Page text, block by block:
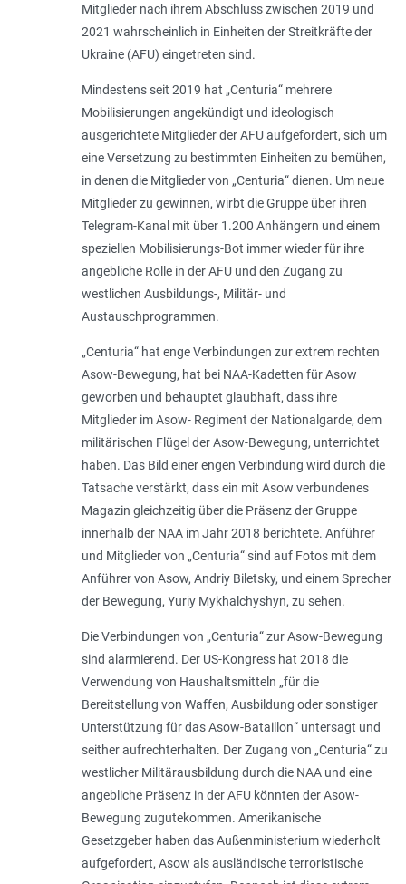
Mitglieder nach ihrem Abschluss zwischen 2019 und
2021 wahrscheinlich in Einheiten der Streitkräfte der
Ukraine (AFU) eingetreten sind.
Mindestens seit 2019 hat „Centuria“ mehrere
Mobilisierungen angekündigt und ideologisch
ausgerichtete Mitglieder der AFU aufgefordert, sich um
eine Versetzung zu bestimmten Einheiten zu bemühen,
in denen die Mitglieder von „Centuria“ dienen. Um neue
Mitglieder zu gewinnen, wirbt die Gruppe über ihren
Telegram-Kanal mit über 1.200 Anhängern und einem
speziellen Mobilisierungs-Bot immer wieder für ihre
angebliche Rolle in der AFU und den Zugang zu
westlichen Ausbildungs-, Militär- und
Austauschprogrammen.
„Centuria“ hat enge Verbindungen zur extrem rechten
Asow-Bewegung, hat bei NAA-Kadetten für Asow
geworben und behauptet glaubhaft, dass ihre
Mitglieder im Asow- Regiment der Nationalgarde, dem
militärischen Flügel der Asow-Bewegung, unterrichtet
haben. Das Bild einer engen Verbindung wird durch die
Tatsache verstärkt, dass ein mit Asow verbundenes
Magazin gleichzeitig über die Präsenz der Gruppe
innerhalb der NAA im Jahr 2018 berichtete. Anführer
und Mitglieder von „Centuria“ sind auf Fotos mit dem
Anführer von Asow, Andriy Biletsky, und einem Sprecher
der Bewegung, Yuriy Mykhalchyshyn, zu sehen.
Die Verbindungen von „Centuria“ zur Asow-Bewegung
sind alarmierend. Der US-Kongress hat 2018 die
Verwendung von Haushaltsmitteln „für die
Bereitstellung von Waffen, Ausbildung oder sonstiger
Unterstützung für das Asow-Bataillon“ untersagt und
seither aufrechterhalten. Der Zugang von „Centuria“ zu
westlicher Militärausbildung durch die NAA und eine
angebliche Präsenz in der AFU könnten der Asow-
Bewegung zugutekommen. Amerikanische
Gesetzgeber haben das Außenministerium wiederholt
aufgefordert, Asow als ausländische terroristische